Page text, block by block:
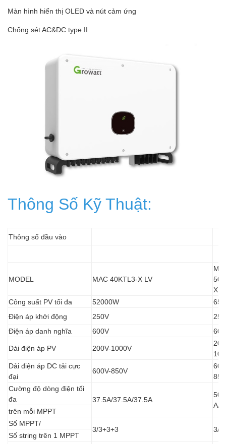
Màn hình hiển thị OLED và nút cảm ứng
Chống sét AC&DC type II
Thông Số Kỹ Thuật:
Thông số đầu vào
MODEL MAC 40KTL3-X LV
X
Công suất PV tối đa
52000W
Điện áp khởi động
250V
Điện áp danh nghĩa
600V
Dải điện áp PV
200V-1000V
Dải điện áp DC tải cực
đại
600V-850V
Cường độ dòng điện tối
đa
37.5A/37.5A/37.5A
A/
trên mỗi MPPT
Số MPPT/
3/3+3+3 3/
Số string trên 1 MPPT